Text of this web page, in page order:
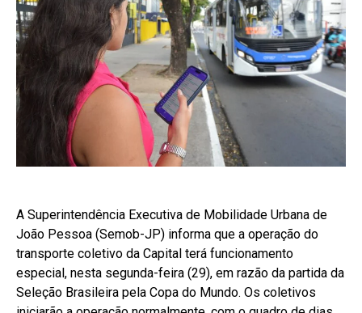
A Superintendência Executiva de Mobilidade Urbana de
João Pessoa (Semob-JP) informa que a operação do
transporte coletivo da Capital terá funcionamento
especial, nesta segunda-feira (29), em razão da partida da
Seleção Brasileira pela Copa do Mundo. Os coletivos